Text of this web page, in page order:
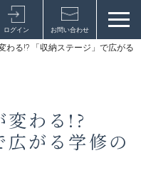
ログイン お問い合わせ
わる!? 「収納ステージ」で広がる
変わる!?
広がる学修の